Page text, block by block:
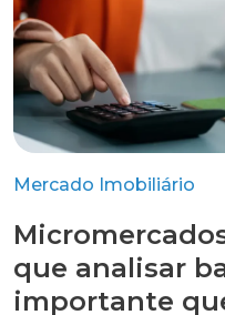
Mercado Imobiliário
que analisar
importante